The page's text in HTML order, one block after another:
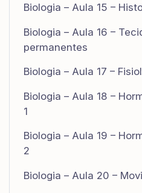
Biologia – Aula 15 –
Biologia – Aula 16 –
permanentes
Biologia – Aula 17 –
Biologia – Aula 18 –
1
Biologia – Aula 19 –
2
Biologia – Aula 20 –